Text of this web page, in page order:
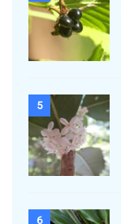
5
6